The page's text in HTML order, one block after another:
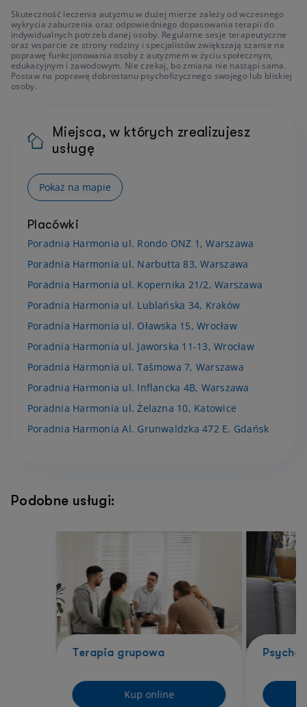
Skuteczność leczenia autyzmu w dużej mierze zależy od wczesnego
wykrycia zaburzenia oraz odpowiedniego dopasowania terapii do
indywidualnych potrzeb danej osoby. Regularne sesje terapeutyczne
oraz wsparcie ze strony rodziny i specjalistów zwiększają szanse na
poprawę funkcjonowania osoby z autyzmem w życiu społecznym,
edukacyjnym i zawodowym. Nie czekaj, bo zmiana nie nastąpi sama.
Postaw na poprawę dobrostanu psychofizycznego swojego lub bliskiej
osoby.
Miejsca, w których zrealizujesz
usługę
Pokaż na mapie
Placówki
Poradnia Harmonia ul. Rondo ONZ 1, Warszawa
Poradnia Harmonia ul. Narbutta 83, Warszawa
Poradnia Harmonia ul. Kopernika 21/2, Warszawa
Poradnia Harmonia ul. Lublańska 34, Kraków
Poradnia Harmonia ul. Oławska 15, Wrocław
Poradnia Harmonia ul. Jaworska 11-13, Wrocław
Poradnia Harmonia ul. Taśmowa 7, Warszawa
Poradnia Harmonia ul. Inflancka 4B, Warszawa
Poradnia Harmonia ul. Żelazna 10, Katowice
Poradnia Harmonia Al. Grunwaldzka 472 E, Gdańsk
Podobne usługi:
Terapia grupowa
Kup online